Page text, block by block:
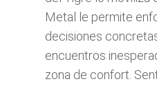
Metal le permite
decisiones
encuentros
zona de confort.